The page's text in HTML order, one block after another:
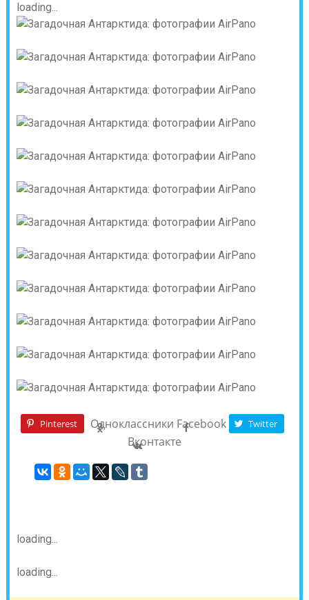
loading...
Pinterest Одноклассники Facebook Twitter
Вконтакте
loading...
loading...